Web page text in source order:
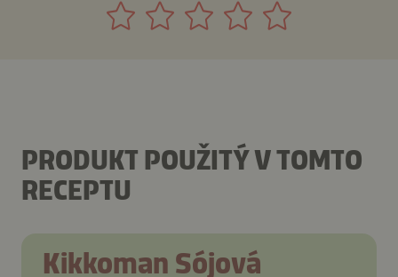
PRODUKT POUŽITÝ V TOMTO
RECEPTU
Kikkoman Sójová